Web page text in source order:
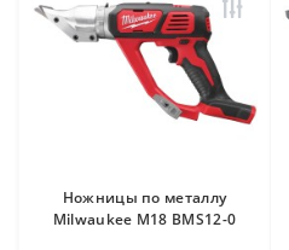
Ножницы по металлу
Milwaukee M18 BMS12-0